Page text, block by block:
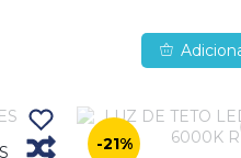
-21%